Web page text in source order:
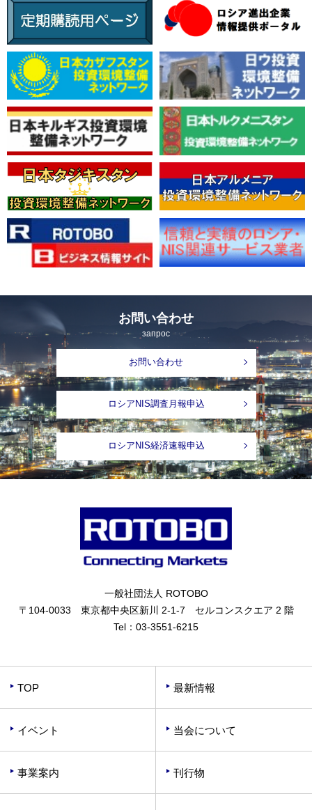
お問い合わせ
запрос
お問い合わせ
ロシアNIS調査月報申込
ロシアNIS経済速報申込
一般社団法人 ROTOBO
〒104-0033 東京都中央区新川 2-1-7 セルコンスクエア 2 階
Tel： 03-3551-6215
TOP 最新情報
イベント 当会について
事業案内 刊行物